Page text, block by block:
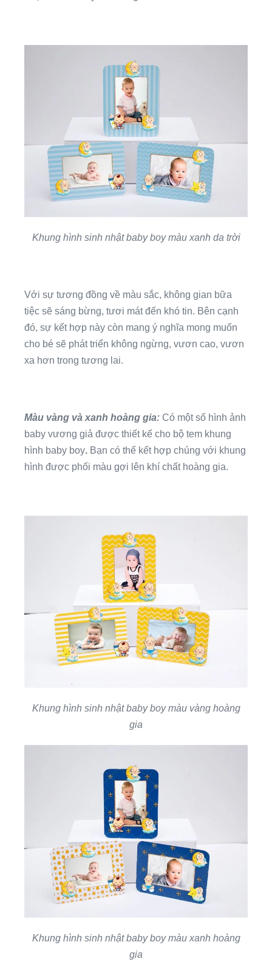
Khung hình sinh nhật baby boy màu xanh da trời
Với sự tương đồng về màu sắc, không gian bữa
tiệc sẽ sáng bừng, tươi mát đến khó tin. Bên cạnh
đó, sự kết hợp này còn mang ý nghĩa mong muốn
cho bé sẽ phát triển không ngừng, vươn cao, vươn
xa hơn trong tương lai.
Màu vàng và xanh hoàng gia: Có một số hình ảnh
baby vương giả được thiết kế cho bộ tem khung
hình baby boy. Bạn có thể kết hợp chúng với khung
hình được phối màu gợi lên khí chất hoàng gia.
Khung hình sinh nhật baby boy màu vàng hoàng
gia
Khung hình sinh nhật baby boy màu xanh hoàng
gia